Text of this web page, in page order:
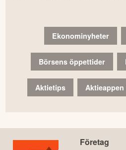
Ekonominyheter
Börsens öppettider
Aktietips
Företag